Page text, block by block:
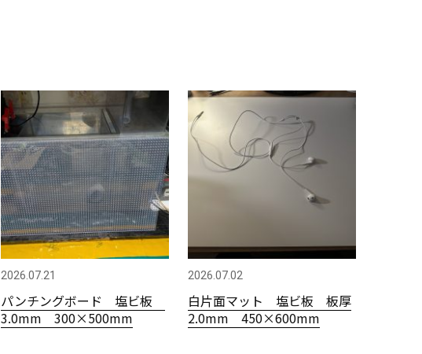
2026.07.21
パンチングボード 塩ビ板
3.0mm 300×500mm
2026.07.02
白片面マット 塩ビ板 板厚
2.0mm 450×600mm